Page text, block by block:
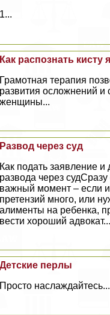
1...
Как распознать кисту
Грамотная терапия
развития осложнений и
женщины...
Развод через суд
Как подать заявление и
развода через судСразу
важный момент – если
претензий много, или
алименты на ребенка,
вести хороший адвокат...
Детские перлы
Просто наслаждайтесь...